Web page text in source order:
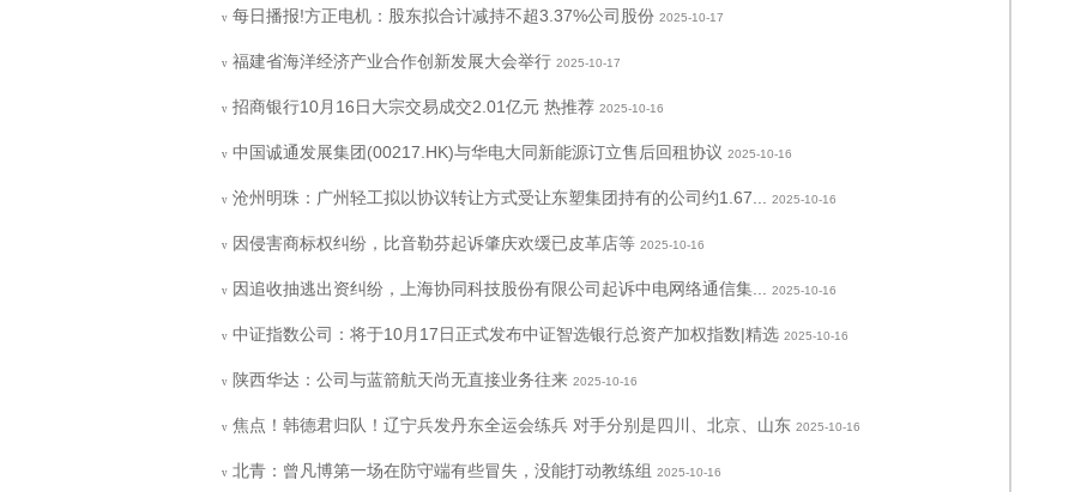
v 每日播报!方正电机：股东拟合计减持不超3.37%公司股份 2025-10-17
v 福建省海洋经济产业合作创新发展大会举行 2025-10-17
v 招商银行10月16日大宗交易成交2.01亿元 热推荐 2025-10-16
v 中国诚通发展集团(00217.HK)与华电大同新能源订立售后回租协议 2025-10-16
v 沧州明珠：广州轻工拟以协议转让方式受让东塑集团持有的公司约1.67... 2025-10-16
v 因侵害商标权纠纷，比音勒芬起诉肇庆欢缓已皮革店等 2025-10-16
v 因追收抽逃出资纠纷，上海协同科技股份有限公司起诉中电网络通信集... 2025-10-16
v 中证指数公司：将于10月17日正式发布中证智选银行总资产加权指数|精选 2025-10-16
v 陕西华达：公司与蓝箭航天尚无直接业务往来 2025-10-16
v 焦点！韩德君归队！辽宁兵发丹东全运会练兵 对手分别是四川、北京、山东 2025-10-16
v 北青：曾凡博第一场在防守端有些冒失，没能打动教练组 2025-10-16